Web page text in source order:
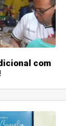
com